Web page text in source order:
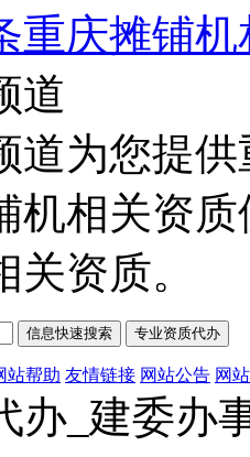
重庆摊铺
道
道为您提
机相关资
资质。
站帮助 友情链接 网站公告 网
办_建委办